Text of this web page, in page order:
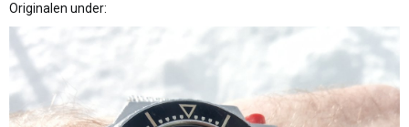
Originalen under: